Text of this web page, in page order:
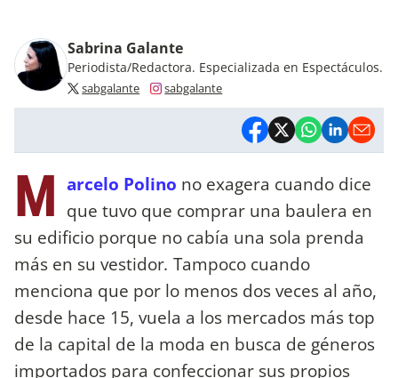
Sabrina Galante
Periodista/Redactora. Especializada en Espectáculos.
sabgalante sabgalante
M arcelo Polino no exagera cuando dice
que tuvo que comprar una baulera en
su edificio porque no cabía una sola prenda
más en su vestidor. Tampoco cuando
menciona que por lo menos dos veces al año,
desde hace 15, vuela a los mercados más top
de la capital de la moda en busca de géneros
importados para confeccionar sus propios